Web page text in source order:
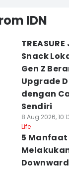
IDN
Snack
Gen Z
Upgrade
dengan
Sendiri
8 Aug 2026,
Life
5 Manfaat